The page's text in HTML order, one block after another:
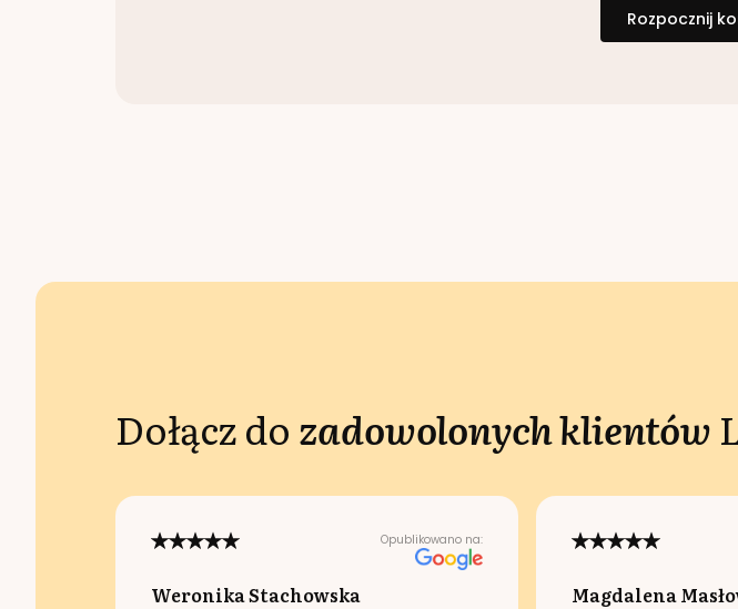
Rozpocznij
Dołącz do zadowolonych klientów
Opublikowano na:
Weronika Stachowska Magdalena